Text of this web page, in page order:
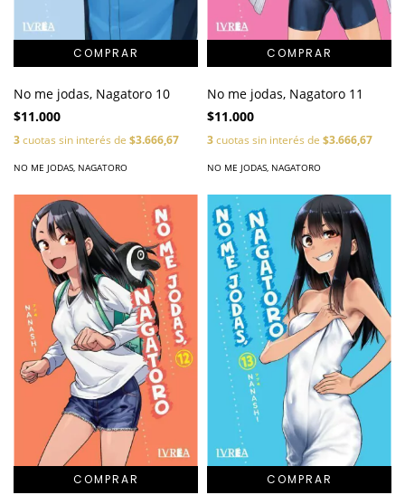
No me jodas, Nagatoro 10
$11.000
3cuotas sin interés de $3.666,67
NO ME JODAS, NAGATORO
No me jodas, Nagatoro 11
$11.000
3cuotas sin interés de $3.666,67
NO ME JODAS, NAGATORO